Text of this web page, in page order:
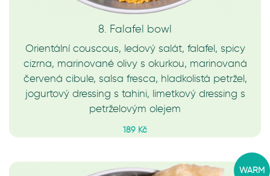
8. Falafel bowl
Orientální couscous, ledový salát, falafel, spicy
cizrna, marinované olivy s okurkou, marinovaná
červená cibule, salsa fresca, hladkolistá petržel,
jogurtový dressing s tahini, limetkový dressing s
petrželovým olejem
189 Kč
WARM